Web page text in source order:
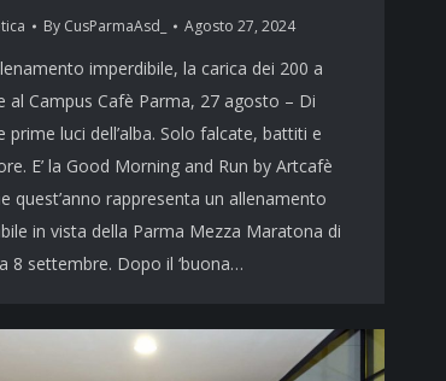
By CusParmaAsd_ Agosto 27, 2024
imperdibile, la carica dei 200 a
al Campus Cafè Parma, 27 agosto – Di
prime luci dell’alba. Solo falcate, battiti e
E’ la Good Morning and Run by Artcafè
quest’anno rappresenta un allenamento
in vista della Parma Mezza Maratona di
8 settembre. Dopo il ‘buona…